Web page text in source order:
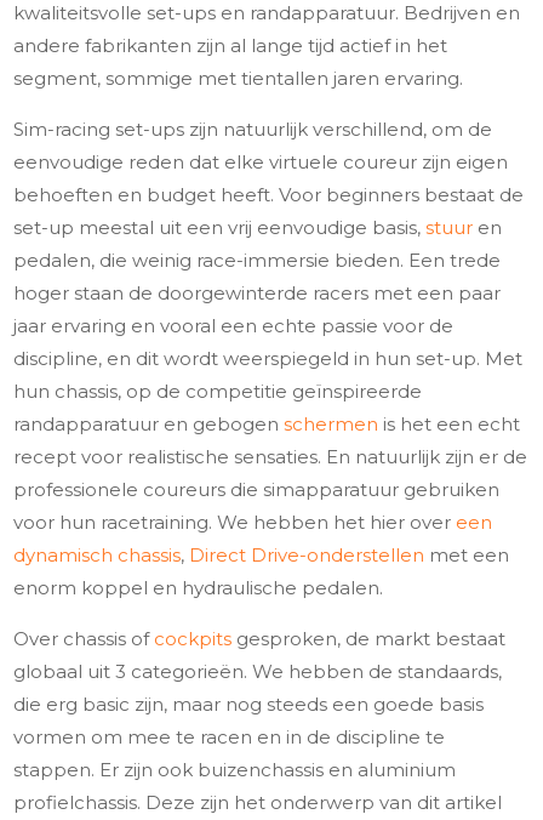
kwaliteitsvolle set-ups en randapparatuur. Bedrijven en
andere fabrikanten zijn al lange tijd actief in het
segment, sommige met tientallen jaren ervaring.
Sim-racing set-ups zijn natuurlijk verschillend, om de
eenvoudige reden dat elke virtuele coureur zijn eigen
behoeften en budget heeft. Voor beginners bestaat de
set-up meestal uit een vrij eenvoudige basis,stuur en
pedalen, die weinig race-immersie bieden. Een trede
hoger staan de doorgewinterde racers met een paar
jaar ervaring en vooral een echte passie voor de
discipline, en dit wordt weerspiegeld in hun set-up. Met
hun chassis, op de competitie geïnspireerde
randapparatuur en gebogenschermen is het een echt
recept voor realistische sensaties. En natuurlijk zijn er de
professionele coureurs die simapparatuur gebruiken
voor hun racetraining. We hebben het hier over een
dynamisch chassis, Direct Drive-onderstellen met een
enorm koppel en hydraulische pedalen.
Over chassis of cockpits gesproken, de markt bestaat
globaal uit 3 categorieën. We hebben de standaards,
die erg basic zijn, maar nog steeds een goede basis
vormen om mee te racen en in de discipline te
stappen. Er zijn ook buizenchassis en aluminium
profielchassis. Deze zijn het onderwerp van dit artikel